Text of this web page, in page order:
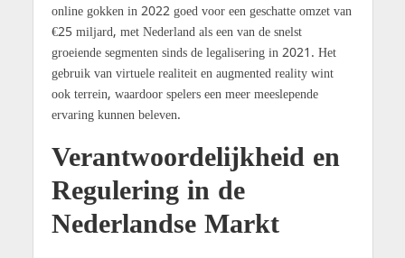
online gokken in 2022 goed voor een geschatte omzet van
€25 miljard, met Nederland als een van de snelst
groeiende segmenten sinds de legalisering in 2021. Het
gebruik van virtuele realiteit en augmented reality wint
ook terrein, waardoor spelers een meer meeslepende
ervaring kunnen beleven.
Verantwoordelijkheid en
Regulering in de
Nederlandse Markt